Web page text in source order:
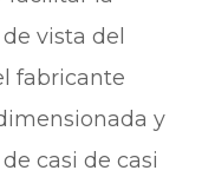
vista del
fabricante
y
casi de casi